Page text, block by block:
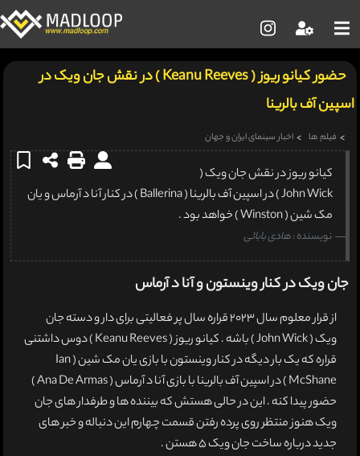
حضور کیانو ریوز ( Keanu Reeves ) در نقش جان ویک در
اسپین آف بالرینا
فیلم ها اخبار سینمای ایران و جهان
کیانو ریوز در نقش جان ویک (
John Wick ) در اسپین آف بالرینا ( Ballerina ) در کنار آنا د آرماس و یان
مک شین ( Winston ) خواهد بود .
نویسنده :هادی بابائی
جان ویک در کنار وینستون و آنا د آرماس
از قرار معلوم سال 2023 قراره سال پر فعالیتی برای دار و دسته جان
ویک ( John Wick ) باشه . کیانو ریوز ( Keanu Reeves ) دوس داشتنی
قراره که یک بار دیگه در کنار وینستون با بازی یان مک شین ( Ian
McShane ) در اسپین آف بالرینا با بازی آنا د آرماس ( Ana De Armas )
حضور پیدا کنه . این در حالی هستش که بیننده ها و طرفدار های جان
ویک هنوز منتظر روی پرده رفتن قسمت چهارم این دنباله و خبر های
جدید درباره ساخت جان ویک 5 هستن .